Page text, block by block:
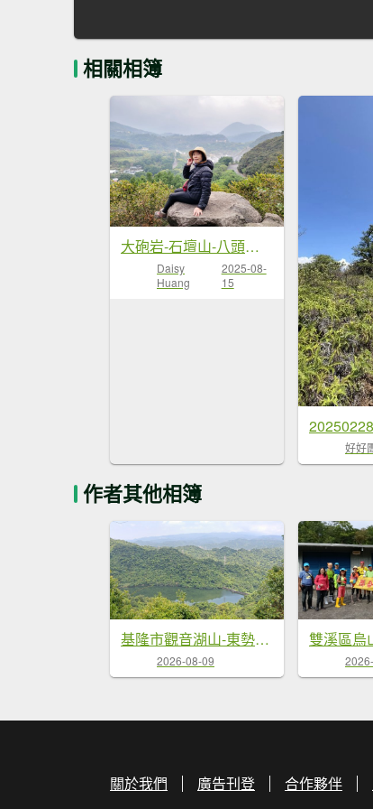
相關相簿
大砲岩-石壇山-八頭山-湯守岩-丹鳳山-20241222
Daisy
Huang
2025-08-
15
好好
作者其他相簿
基隆市觀音湖山-東勢坑山-東勢大崙-消墾嶺古道-暖東峽谷步道O型
2026-08-09
關於我們 廣告刊登 合作夥伴